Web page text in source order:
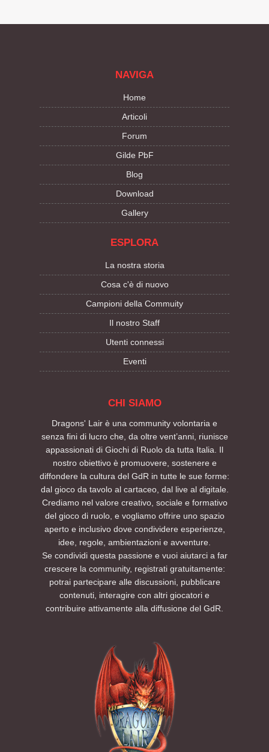
NAVIGA
Home
Articoli
Forum
Gilde PbF
Blog
Download
Gallery
ESPLORA
La nostra storia
Cosa c'è di nuovo
Campioni della Commuity
Il nostro Staff
Utenti connessi
Eventi
CHI SIAMO
Dragons' Lair è una community volontaria e
senza fini di lucro che, da oltre vent’anni, riunisce
appassionati di Giochi di Ruolo da tutta Italia. Il
nostro obiettivo è promuovere, sostenere e
diffondere la cultura del GdR in tutte le sue forme:
dal gioco da tavolo al cartaceo, dal live al digitale.
Crediamo nel valore creativo, sociale e formativo
del gioco di ruolo, e vogliamo offrire uno spazio
aperto e inclusivo dove condividere esperienze,
idee, regole, ambientazioni e avventure.
Se condividi questa passione e vuoi aiutarci a far
crescere la community, registrati gratuitamente:
potrai partecipare alle discussioni, pubblicare
contenuti, interagire con altri giocatori e
contribuire attivamente alla diffusione del GdR.